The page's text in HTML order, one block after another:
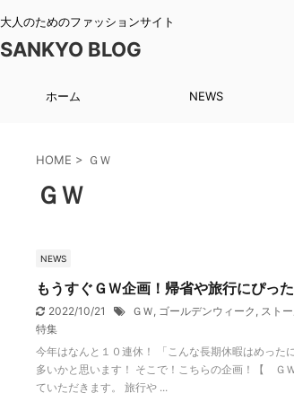
大人のためのファッションサイト
SANKYO BLOG
ホーム NEWS
HOME > ＧＷ
ＧＷ
NEWS
もうすぐＧＷ企画！帰省や旅行にぴっ
2022/10/21 ＧＷ, ゴールデンウィーク , スト
特集
今年はなんと１０連休！ 「こんな長期休暇はめった
多いかと思います！ そこで！こちらの企画！【
ていただきます。 旅行や ...